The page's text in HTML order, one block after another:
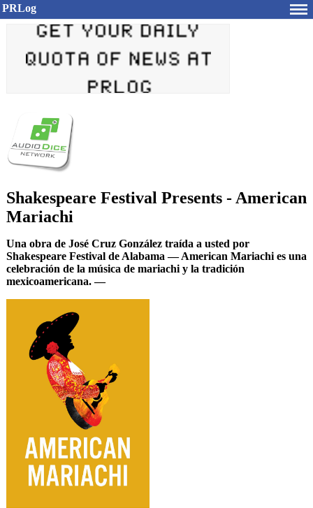
PRLog
Shakespeare Festival Presents - American
Mariachi
Una obra de José Cruz González traída a usted por
Shakespeare Festival de Alabama — American Mariachi es una
celebración de la música de mariachi y la tradición
mexicoamericana. —